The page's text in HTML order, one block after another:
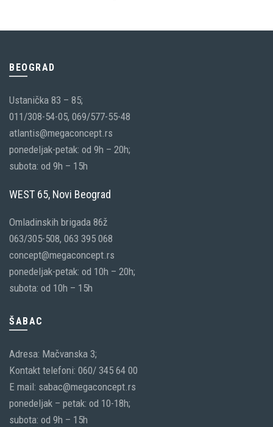
BEOGRAD
Ustanička 83 – 85;
011/308-54-05, 069/577-55-48
atlantis@megaconcept.rs
ponedeljak-petak: od 9h – 20h;
subota: od 9h – 15h
WEST 65, Novi Beograd
Omladinskih brigada 86ž
063/305-508, 063 395 068
concept@megaconcept.rs
ponedeljak-petak: od 10h – 20h;
subota: od 10h – 15h
ŠABAC
Adresa: Mačvanska 3;
Kontakt telefoni: 060/ 345 64 00
E mail: sabac@megaconcept.rs
ponedeljak – petak: od 10-18h;
subota: od 9h – 15h